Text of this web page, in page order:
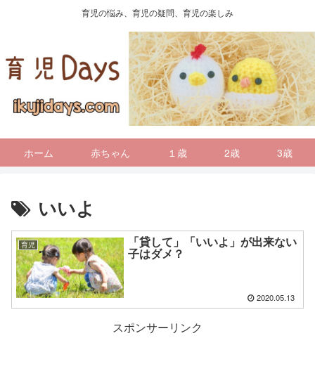
育児の悩み、育児の疑問、育児の楽しみ
ホーム 赤ちゃん １歳 2歳 3歳
いいよ
育児 「貸して」「いいよ」が出来ない
子はダメ？
2020.05.13
スポンサーリンク